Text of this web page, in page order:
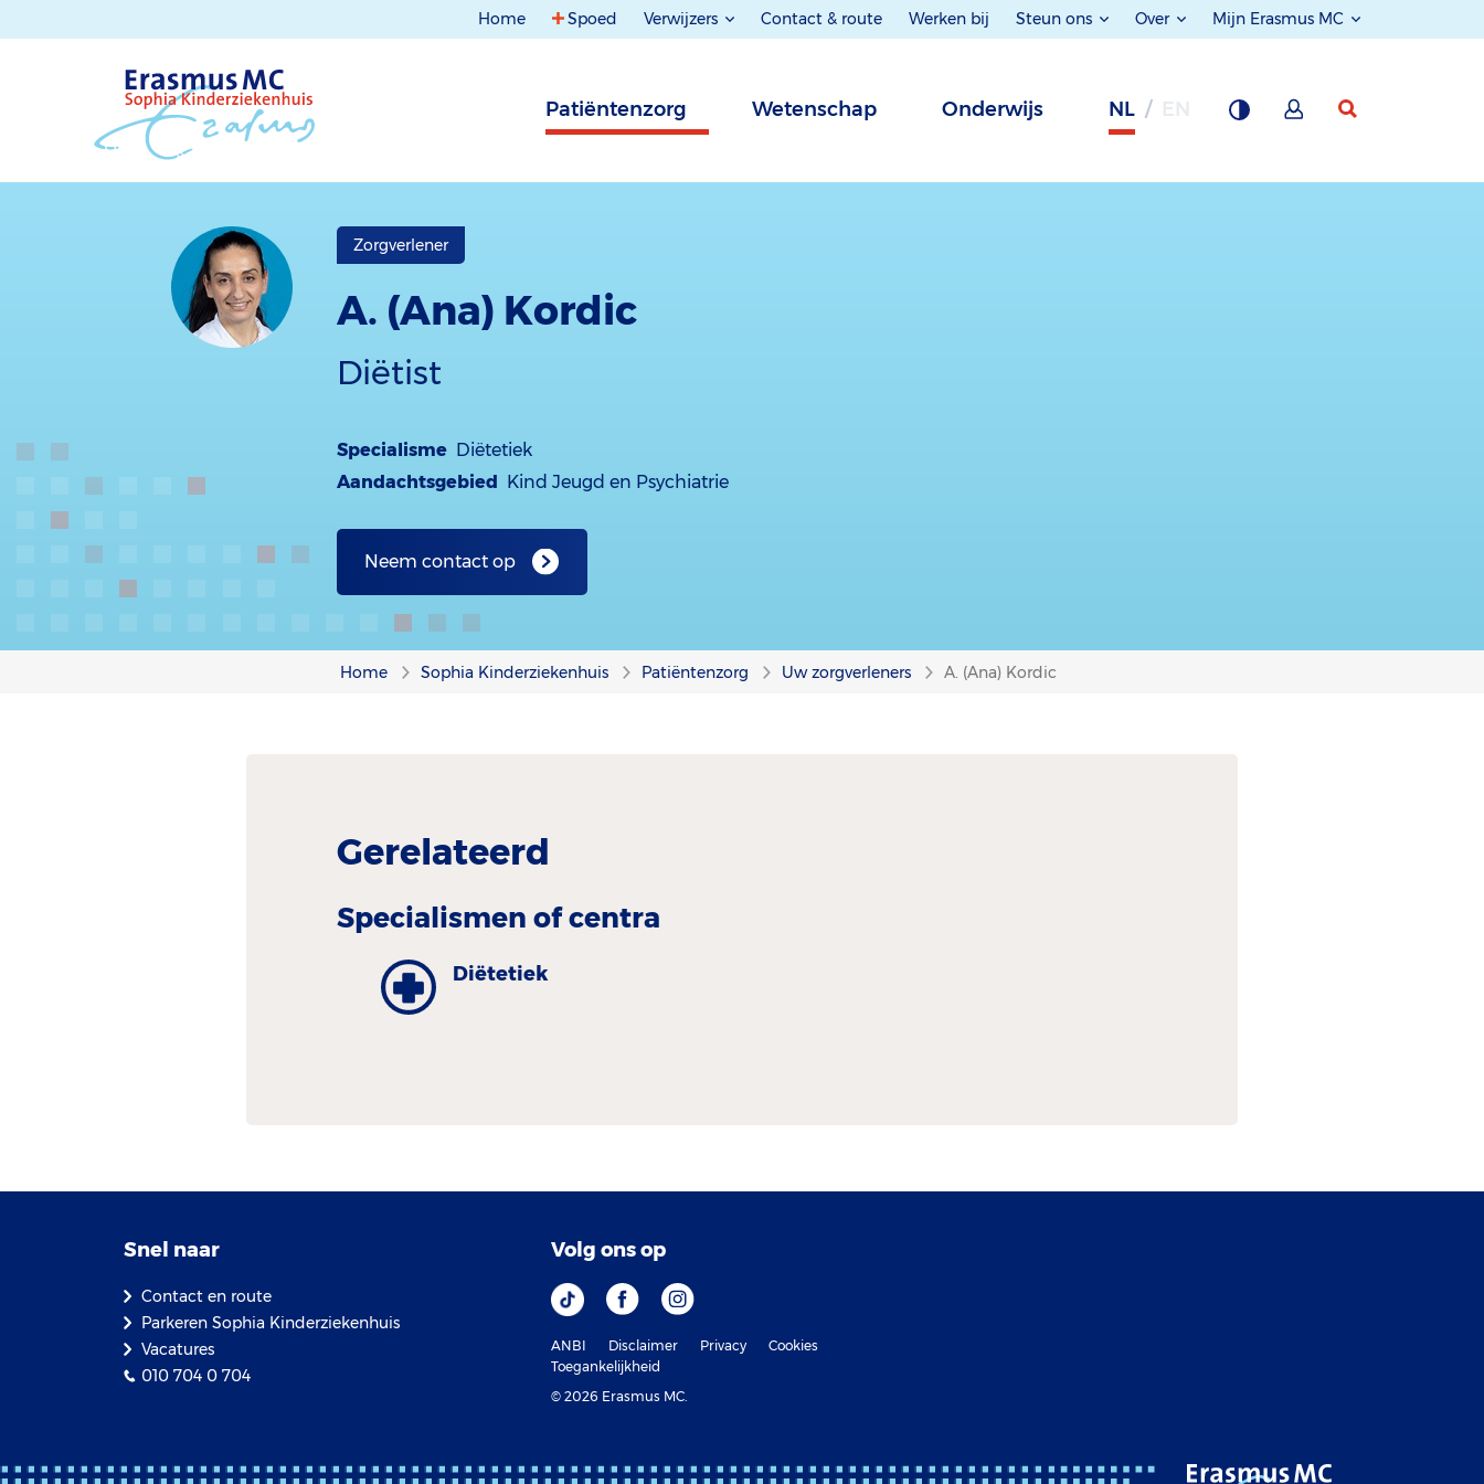
Home Spoed Verwijzers Contact & route Werken bij Steun ons Over Mijn Erasmus MC
Patiëntenzorg Wetenschap Onderwijs NL
Zorgverlener
A. (Ana) Kordic
Diëtist
Specialisme Diëtetiek
Aandachtsgebied Kind Jeugd en Psychiatrie
Neem contact op
Home Sophia Kinderziekenhuis Patiëntenzorg Uw zorgverleners A. (Ana) Kordic
Gerelateerd
Specialismen of centra
Diëtetiek
Snel naar
Contact en route
Parkeren Sophia Kinderziekenhuis
Vacatures
010 704 0 704
Volg ons op
ANBI Disclaimer Privacy
Cookies
Toegankelijkheid
© 2026 Erasmus MC.